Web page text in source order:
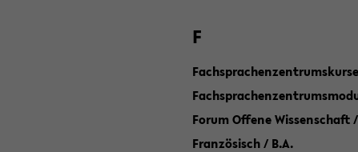
F
Fachsprachenzentrumskurse
Forum Offene Wissenschaft
Französisch / B.A.